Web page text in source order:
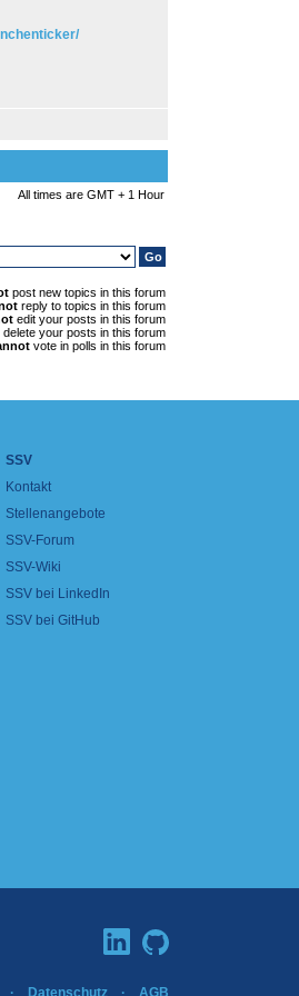
All times are GMT + 1 Hour
post new topics in this forum
reply to topics in this forum
edit your posts in this forum
delete your posts in this forum
vote in polls in this forum
SSV
Kontakt
Stellenangebote
SSV-Forum
SSV-Wiki
SSV bei LinkedIn
SSV bei GitHub
Datenschutz · AGB